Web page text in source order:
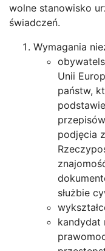
wolne stanowisko
świadczeń.
Wymagania
Unii
państw,
podjęcia
służbie
kandydat